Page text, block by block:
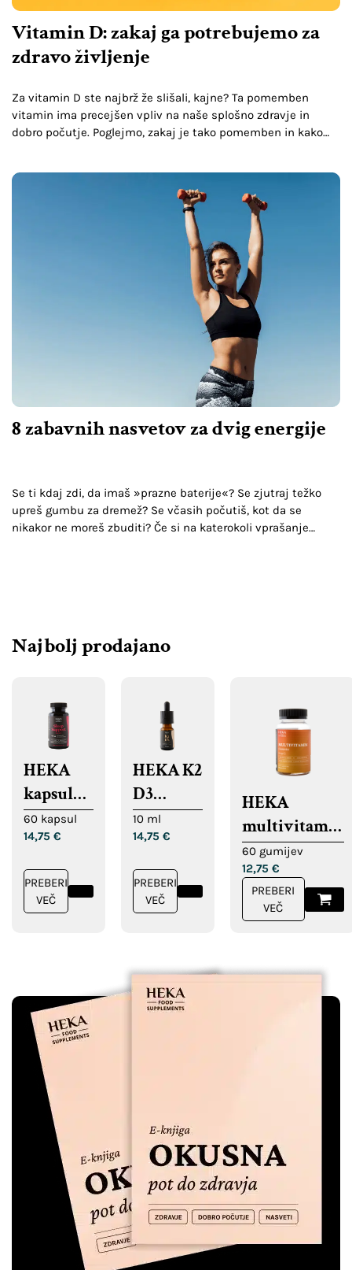
Vitamin D: zakaj ga potrebujemo za
zdravo življenje
Za vitamin D ste najbrž že slišali, kajne? Ta pomemben
vitamin ima precejšen vpliv na naše splošno zdravje in
dobro počutje. Poglejmo, zakaj je tako pomemben in kako
8 zabavnih nasvetov za dvig energije
Se ti kdaj zdi, da imaš »prazne baterije«? Se zjutraj težko
upreš gumbu za dremež? Se včasih počutiš, kot da se
nikakor ne moreš zbuditi? Če si na katerokoli vprašanje
Najbolj prodajano
HEKA
kapsule
za
podporo
spanju
60 kapsul
14,75 €
PREBERI
VEČ
HEKA K2
D3
kapljice
10 ml
14,75 €
PREBERI
VEČ
HEKA
multivitamin
gumiji
60 gumijev
12,75 €
PREBERI
VEČ